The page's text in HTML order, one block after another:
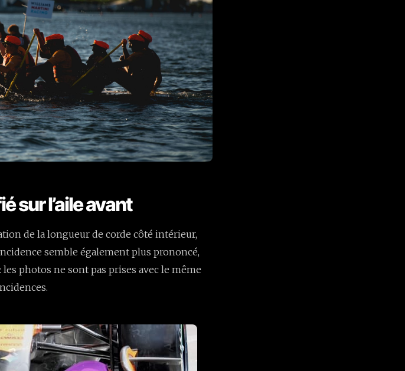
sur l’aile avant
de la longueur de corde côté intérieur,
semble également plus prononcé,
photos ne sont pas prises avec le même